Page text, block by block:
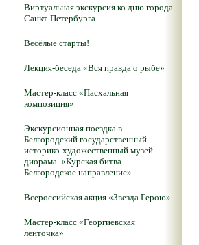
Виртуальная экскурсия ко дню города
Санкт-Петербурга
Весёлые старты!
Лекция-беседа «Вся правда о рыбе»
Мастер-класс «Пасхальная
композиция»
Экскурсионная поездка в
Белгородский государственный
историко-художественный музей-
диорама «Курская битва.
Белгородское направление»
Всероссийская акция «Звезда Герою»
Мастер-класс «Георгиевская
ленточка»